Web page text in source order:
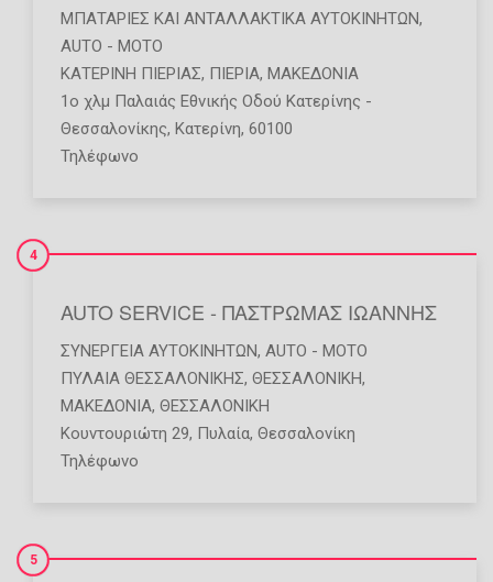
ΜΠΑΤΑΡΊΕΣ ΚΑΙ ΑΝΤΑΛΛΑΚΤΙΚΆ ΑΥΤΟΚΙΝΉΤΩΝ,
AUTO - MOTO
ΚΑΤΕΡΙΝΗ ΠΙΕΡΙΑΣ, ΠΙΕΡΙΑ, ΜΑΚΕΔΟΝΙΑ
1ο χλμ Παλαιάς Εθνικής Οδού Κατερίνης -
Θεσσαλονίκης, Κατερίνη, 60100
Τηλέφωνο
AUTO SERVICE - ΠΑΣΤΡΩΜΑΣ ΙΩΑΝΝΗΣ
4
ΣΥΝΕΡΓΕΊΑ ΑΥΤΟΚΙΝΉΤΩΝ, AUTO - MOTO
ΠΥΛΑΙΑ ΘΕΣΣΑΛΟΝΙΚΗΣ, ΘΕΣΣΑΛΟΝΙΚΗ,
ΜΑΚΕΔΟΝΙΑ, ΘΕΣΣΑΛΟΝΙΚΗ
Κουντουριώτη 29, Πυλαία, Θεσσαλονίκη
Τηλέφωνο
5